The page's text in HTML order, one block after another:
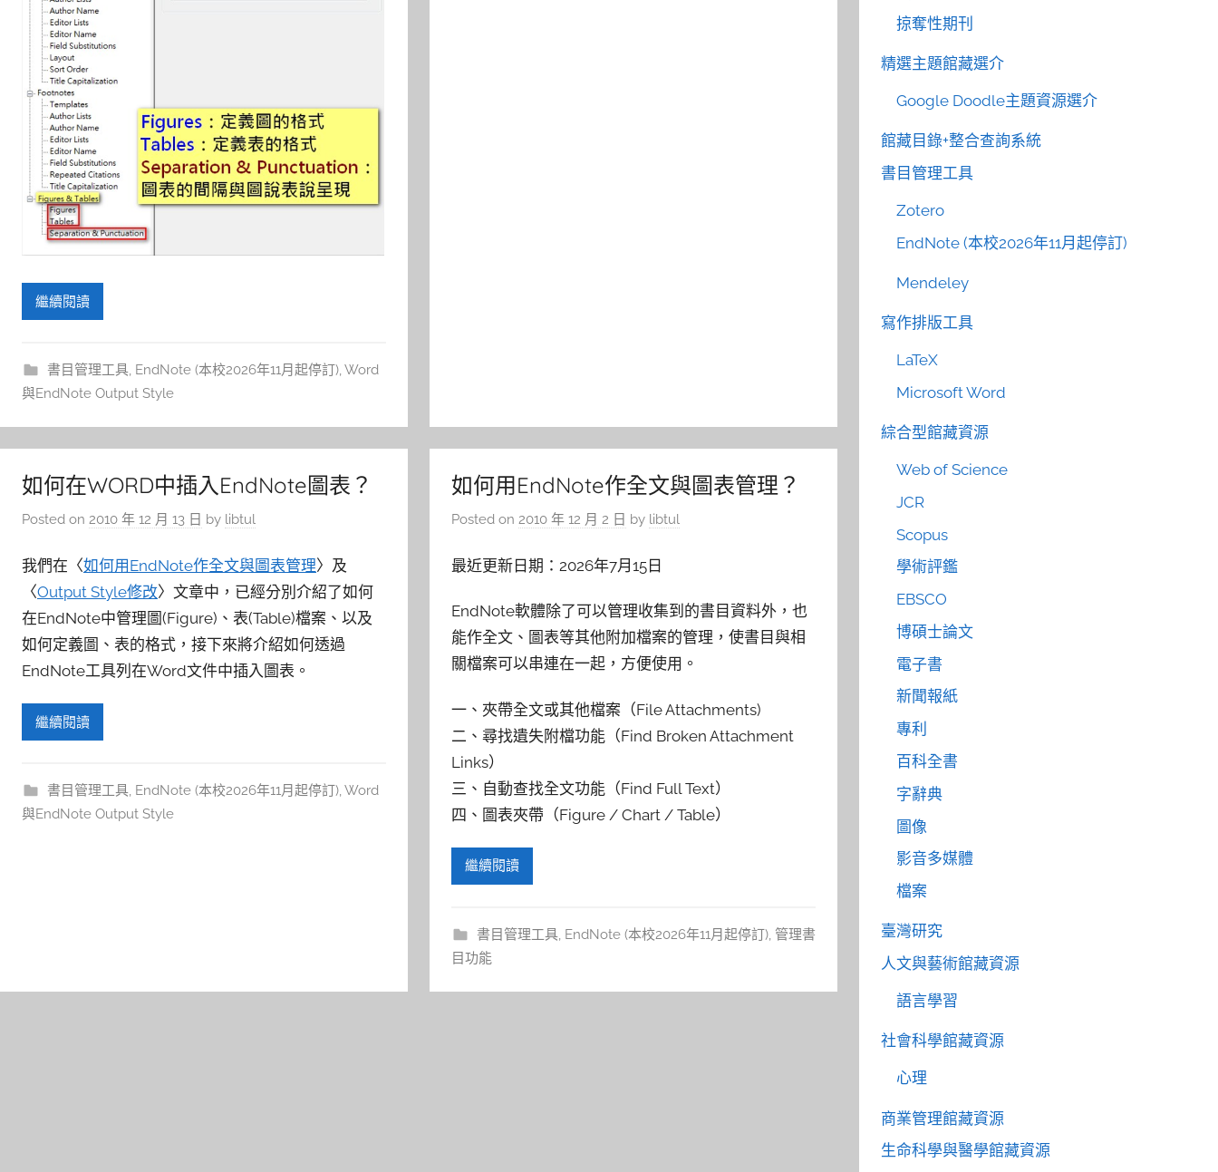
繼續閱讀
書目管理工具, EndNote (本校2026年11月起停訂),Word
與EndNote Output Style
如何在WORD中插入EndNote圖表？
Posted on 2010 年 12 月 13 日 by libtul
我們在〈如何用EndNote作全文與圖表管理〉及
〈Output Style修改〉文章中，已經分別介紹了如何
在EndNote中管理圖(Figure)、表(Table)檔案、以及
如何定義圖、表的格式，接下來將介紹如何透過
EndNote工具列在Word文件中插入圖表。
繼續閱讀
書目管理工具, EndNote (本校2026年11月起停訂),Word
與EndNote Output Style
如何用EndNote作全文與圖表管理？
Posted on 2010 年 12 月 2 日 by libtul
最近更新日期：2026年7月15日
EndNote軟體除了可以管理收集到的書目資料外，也
能作全文、圖表等其他附加檔案的管理，使書目與相
關檔案可以串連在一起，方便使用。
一、夾帶全文或其他檔案（File Attachments)
二、尋找遺失附檔功能（Find Broken Attachment
Links）
三、自動查找全文功能（Find Full Text）
四、圖表夾帶（Figure / Chart / Table）
繼續閱讀
書目管理工具, EndNote (本校2026年11月起停訂), 管理書
目功能
掠奪性期刊
精選主題館藏選介
Google Doodle主題資源選介
館藏目錄+整合查詢系統
書目管理工具
Zotero
EndNote (本校2026年11月起停訂)
Mendeley
寫作排版工具
LaTeX
Microsoft Word
綜合型館藏資源
Web of Science
JCR
Scopus
學術評鑑
EBSCO
博碩士論文
電子書
新聞報紙
專利
百科全書
字辭典
圖像
影音多媒體
檔案
臺灣研究
人文與藝術館藏資源
語言學習
社會科學館藏資源
心理
商業管理館藏資源
生命科學與醫學館藏資源